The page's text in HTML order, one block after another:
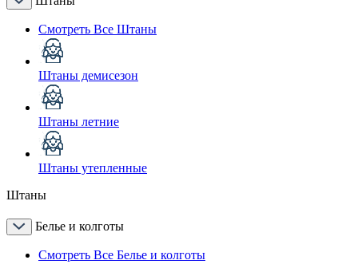
Смотреть Все Штаны
Штаны демисезон
Штаны летние
Штаны утепленные
Штаны
Белье и колготы
Смотреть Все Белье и колготы